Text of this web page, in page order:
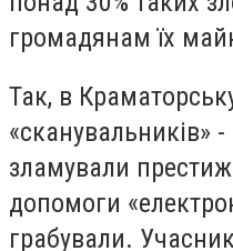
громадянам їх
Так, в
«сканувальників» -
зламували
допомоги
грабували.